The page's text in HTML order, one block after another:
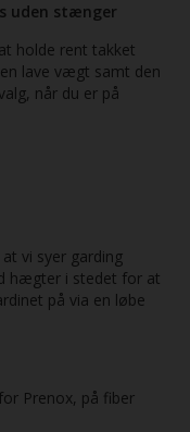
uden stænger
holde rent takket
lave vægt samt den
når du er på
vi syer garding
hægter i stedet for at
på via en løbe
Prenox, på fiber